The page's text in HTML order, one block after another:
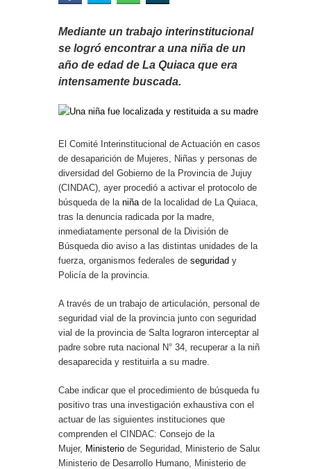
Mediante un trabajo interinstitucional
se logró encontrar a una niña de un
año de edad de La Quiaca que era
intensamente buscada.
El Comité Interinstitucional de Actuación en casos
de desaparición de Mujeres, Niñas y personas de la
diversidad del Gobierno de la Provincia de Jujuy
(CINDAC), ayer procedió a activar el protocolo de
búsqueda de la niña de la localidad de La Quiaca,
tras la denuncia radicada por la madre,
inmediatamente personal de la División de
Búsqueda dio aviso a las distintas unidades de la
fuerza, organismos federales de seguridad y
Policía de la provincia.
A través de un trabajo de articulación, personal de
seguridad vial de la provincia junto con seguridad
vial de la provincia de Salta lograron interceptar al
padre sobre ruta nacional N° 34, recuperar a la niña
desaparecida y restituirla a su madre.
Cabe indicar que el procedimiento de búsqueda fue
positivo tras una investigación exhaustiva con el
actuar de las siguientes instituciones que
comprenden el CINDAC: Consejo de la
Mujer, Ministerio de Seguridad, Ministerio de Salud,
Ministerio de Desarrollo Humano, Ministerio de